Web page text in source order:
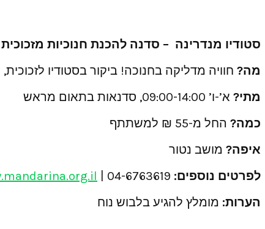
סטודיו מנדרינה – סדנה להכנת חנוכיות
מה? חוויה מדליקה בחנוכה! ביקור בסטודיו לזכוכית,
מתי? א’-ו’ 09:00-14:00, סדנאות בתאום מראש
כמה? החל מ-55 ₪ למשתתף
איפה? מושב נטור
לפרטים נוספים: | 04-6763619
הערות: מומלץ להגיע בלבוש נוח